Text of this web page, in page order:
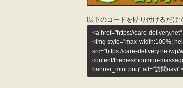
以下のコードを貼り付けるだけ
<a href="https://care-
<img style="max-width:100%;
src="https://care-delivery.net/wp/
content/themes/houmon-
banner_mini.png" alt="訪問